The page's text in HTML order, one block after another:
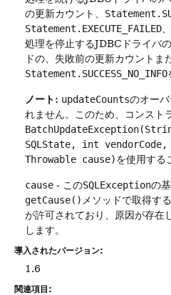
の更新カウント、
Statement.EXECUTE_FAILED
処理を停止するJDBCドライバ
ドの、失敗前の更新カウントま
Statement.SUCCESS_NO_INFO
ノート: updateCountsのオー
れません。このため、コンスト
SQLState, int
Throwable cause)を使用する
cause - このSQLExceptionの
getCause() メソッドで取得す
が許可されており、原因が存在
します。
導入されたバージョン:
1.6
関連項目: